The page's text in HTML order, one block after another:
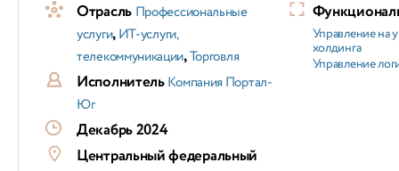
Отрасль Профессиональные
услуги,ИТ-услуги,
телекоммуникации,Торговля
ИсполнительКомпания Портал-
Юг
Декабрь 2024
Центральный федеральный
Управление на
холдинга
Управление